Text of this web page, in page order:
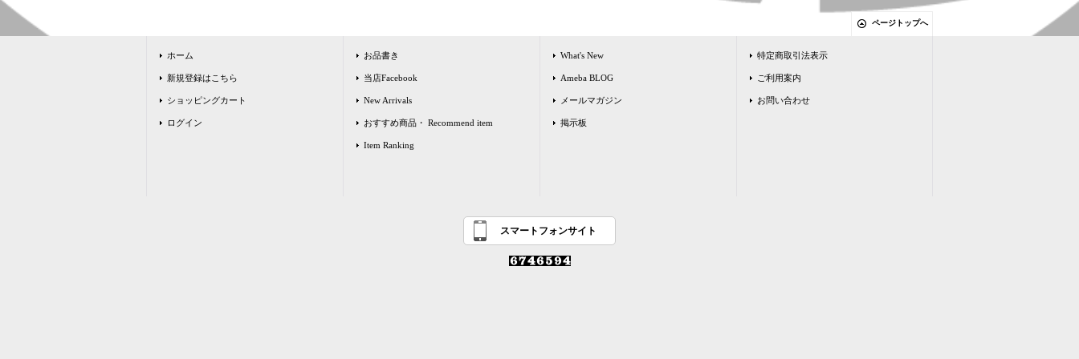
ページトップへ
ホーム
新規登録はこちら
ショッピングカート
ログイン
お品書き
当店Facebook
New Arrivals
おすすめ商品・ Recommend item
Item Ranking
What's New
Ameba BLOG
メールマガジン
掲示板
特定商取引法表示
ご利用案内
お問い合わせ
スマートフォンサイト